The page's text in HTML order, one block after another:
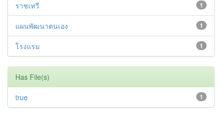
1
ราชเทวี
1
แผนพัฒนาตนเอง
1
โรงแรม
Has File(s)
1
true